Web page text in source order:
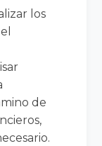
los
de